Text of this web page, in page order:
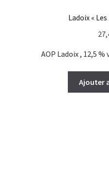
Ladoix «
AOP Ladoix , 12,5
Ajouter